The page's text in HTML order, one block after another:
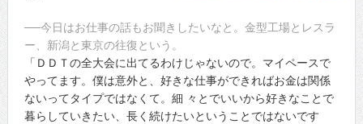
──今日はお仕事の話もお聞きしたいなと。金型工場とレスラ
ー、新潟と東京の往復という。
「ＤＤＴの全大会に出てるわけじゃないので。マイペースで
やってます。僕は意外と、好きな仕事ができればお金は関係
ないってタイプではなくて。細 々とでいいから好きなことで
暮らしていきたい、長く続けたいということではないです